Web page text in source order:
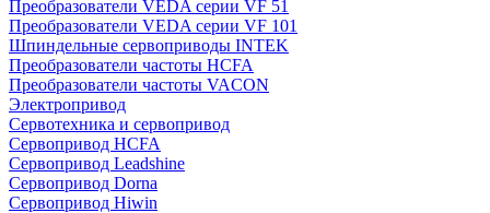
Преобразователи VEDA серии VF 51
Преобразователи VEDA серии VF 101
Шпиндельные сервоприводы INTEK
Преобразователи частоты HCFA
Преобразователи частоты VACON
Электропривод
Сервотехника и сервопривод
Сервопривод HCFA
Сервопривод Leadshine
Сервопривод Dorna
Сервопривод Hiwin